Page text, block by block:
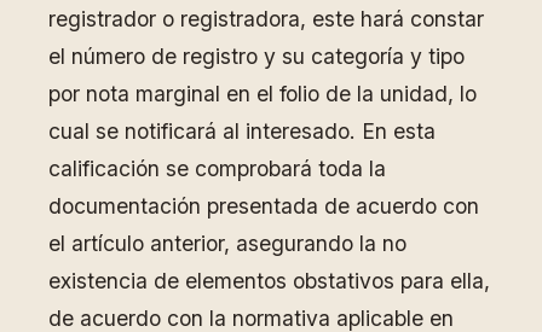
registrador o registradora, este hará constar
el número de registro y su categoría y tipo
por nota marginal en el folio de la unidad, lo
cual se notificará al interesado. En esta
calificación se comprobará toda la
documentación presentada de acuerdo con
el artículo anterior, asegurando la no
existencia de elementos obstativos para ella,
de acuerdo con la normativa aplicable en